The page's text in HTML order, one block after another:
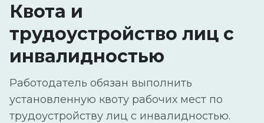
Квота и
трудоустройство лиц с
инвалидностью
Работодатель обязан выполнить
установленную квоту рабочих мест по
трудоустройству лиц с инвалидностью.